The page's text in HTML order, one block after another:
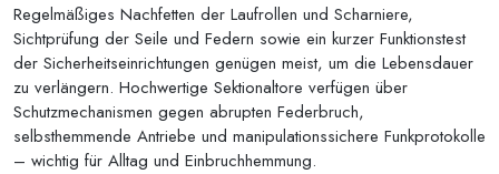
Regelmäßiges Nachfetten der Laufrollen und Scharniere,
Sichtprüfung der Seile und Federn sowie ein kurzer Funktionstest
der Sicherheitseinrichtungen genügen meist, um die Lebensdauer
zu verlängern. Hochwertige Sektionaltore verfügen über
Schutzmechanismen gegen abrupten Federbruch,
selbsthemmende Antriebe und manipulationssichere Funkprotokolle
– wichtig für Alltag und Einbruchhemmung.